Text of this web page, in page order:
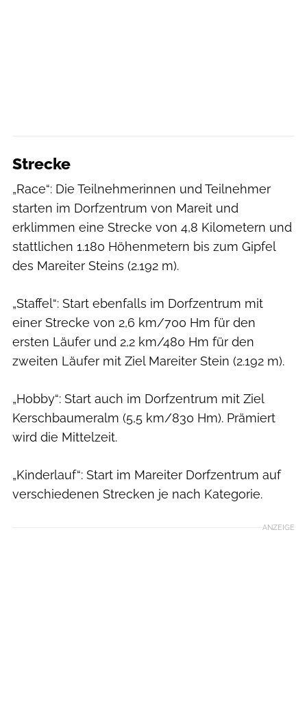
Strecke
„Race“: Die Teilnehmerinnen und Teilnehmer
starten im Dorfzentrum von Mareit und
erklimmen eine Strecke von 4,8 Kilometern und
stattlichen 1.180 Höhenmetern bis zum Gipfel
des Mareiter Steins (2.192 m).
„Staffel“: Start ebenfalls im Dorfzentrum mit
einer Strecke von 2,6 km/700 Hm für den
ersten Läufer und 2,2 km/480 Hm für den
zweiten Läufer mit Ziel Mareiter Stein (2.192 m).
„Hobby“: Start auch im Dorfzentrum mit Ziel
Kerschbaumeralm (5,5 km/830 Hm). Prämiert
wird die Mittelzeit.
„Kinderlauf“: Start im Mareiter Dorfzentrum auf
verschiedenen Strecken je nach Kategorie.
ANZEIGE